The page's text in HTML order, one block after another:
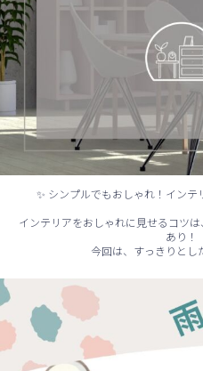
✨ シンプルでもおしゃれ！インテ
インテリアをおしゃれに見せるコツ
あり！
今回は、すっきりとし
☔ 雨の日でも快適に！室内で
...